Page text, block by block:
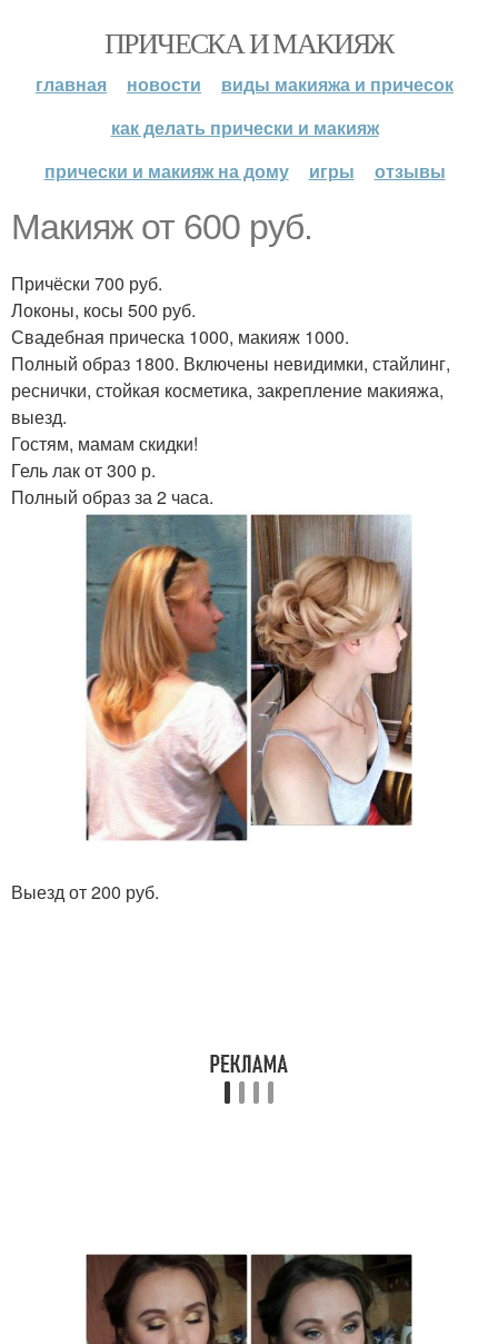
ПРИЧЕСКА И МАКИЯЖ
главная новости
виды макияжа и причесок
как делать прически и макияж
прически и макияж на дому
игры отзывы
Макияж от 600 руб.
Причёски 700 руб.
Локоны, косы 500 руб.
Свадебная прическа 1000, макияж 1000.
Полный образ 1800. Включены невидимки, стайлинг,
реснички, стойкая косметика, закрепление макияжа,
выезд.
Гостям, мамам скидки!
Гель лак от 300 р.
Полный образ за 2 часа.
Выезд от 200 руб.